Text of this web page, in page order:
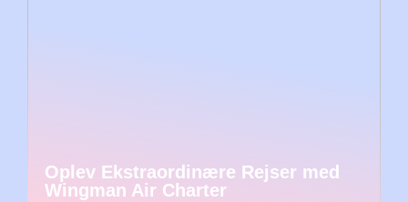
Oplev Ekstraordinære Rejser med
Wingman Air Charter